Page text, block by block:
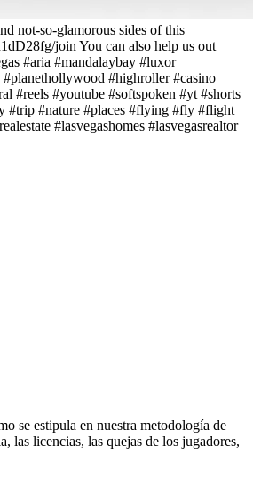
not-so-glamorous sides of this
join You can also help us out
#aria #mandalaybay #luxor
#planethollywood #highroller #casino
#reels #youtube #softspoken #yt #shorts
#trip #nature #places #flying #fly #flight
#lasvegashomes #lasvegasrealtor
se estipula en nuestra metodología de
las licencias, las quejas de los jugadores,